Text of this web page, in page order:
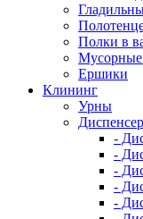
Полки в
Мусорные
Ершики
Клининг
Урны
-
-
-
-
-